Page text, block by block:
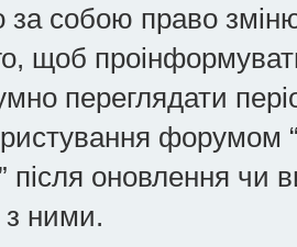
собою право
щоб
переглядати
форумом
після оновлення чи
з ними.